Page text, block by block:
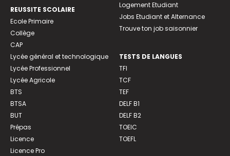
REUSSITE SCOLAIRE
Ecole Primaire
Collège
CAP
Lycée général et technologique
Lycée Professionnel
Lycée Agricole
BTS
BTSA
BUT
Prépas
Licence
Licence Pro
Logement Etudiant
Jobs Etudiant et Alternance
Trouve ton job saisonnier
TESTS DE LANGUES
TFI
TCF
TEF
DELF B1
DELF B2
TOEIC
TOEFL